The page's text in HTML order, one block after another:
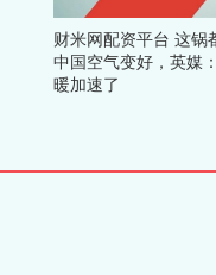
财米网配资平台 这锅
中国空气变好，英媒
暖加速了